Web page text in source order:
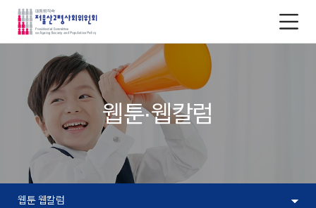
저
출
산
고
령
사
회
위
원
회
로
웹툰∙웹칼럼
소
웹툰 웹칼럼